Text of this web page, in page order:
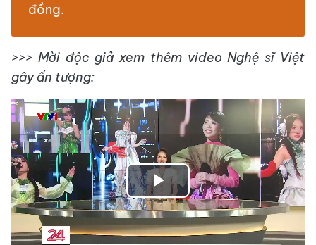
đồng.
>>> Mời độc giả xem thêm video Nghệ sĩ Việt
gây ấn tượng:
Play
Video